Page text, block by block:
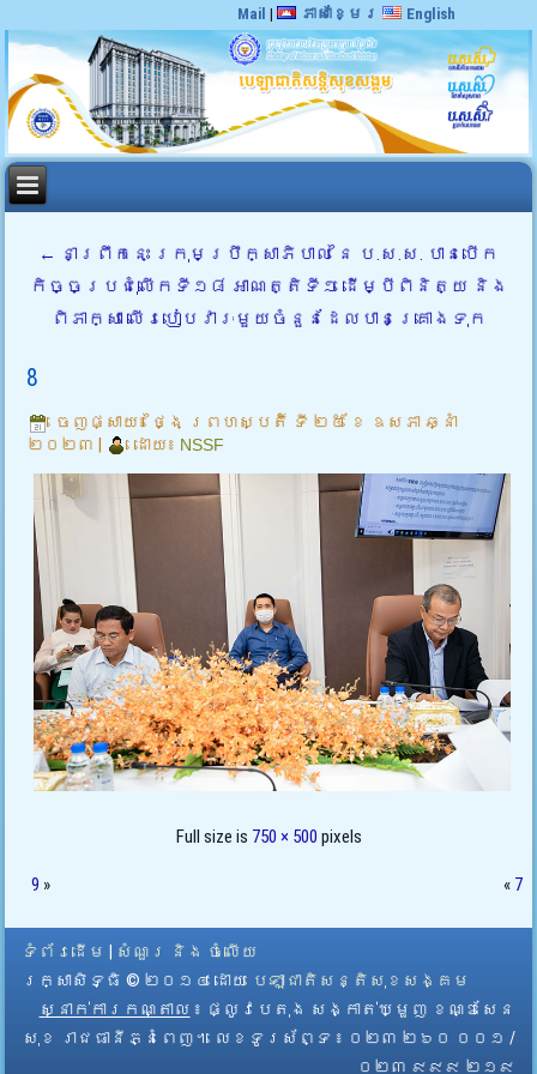
Mail | ភាសាខ្មែរ English
← នាព្រឹកនេះ ក្រុមប្រឹក្សាភិបាល នៃ ប.ស.ស. បានបើក
កិច្ចប្រជុំលើកទី១៨ អាណត្តិទី១ ដើម្បីពិនិត្យ និង
ពិភាក្សា លើរបៀបវារៈមួយចំនួនដែលបានគ្រោងទុក
8
ចេញផ្សាយ៖ ថ្ងៃ ព្រហស្បតិ៍ ទី ២៥ ខែ ឧសភា ឆ្នាំ
២០២៣
ដោយ៖ NSSF
Full size is 750 × 500 pixels
9 » « 7
ទំព័រដើម
សំណួរ និង ចំលើយ
រក្សាសិទ្ធិ © ២០១៤ ដោយ​ បេឡាជាតិសន្តិសុខសង្គម
ស្នាក់ការកណ្តាល ៖ ផ្លូវបេតុង សង្កាត់ឃ្មួញ ខណ្ឌសែន
សុខ រាជធានីភ្នំពេញ។ លេខទូរស័ព្ទ ៖ ០២៣ ២៦០ ០០១ /
០២៣ ៩៩៩ ២១៩